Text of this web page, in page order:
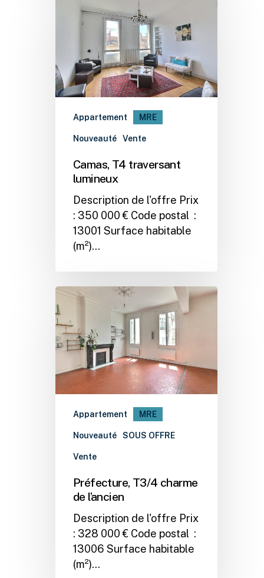
Appartement MRE
Nouveauté Vente
Camas, T4 traversant
lumineux
Description de l'offre Prix
: 350 000 € Code postal :
13001 Surface habitable
(m²)…
Appartement MRE
Nouveauté SOUS OFFRE
Vente
Préfecture, T3/4 charme
de l’ancien
Description de l'offre Prix
: 328 000 € Code postal :
13006 Surface habitable
(m²)…